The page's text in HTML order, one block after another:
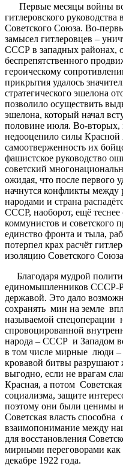
Первые месяцы войны
гитлеровского
Советского Союза. Во-
замысел гитлеровцев –
СССР в западных районах,
беспрепятственного
героическому
прикрытия удалось
стратегического эшелона
позволило осуществить
эшелона, который начал
половине июля. Во-вторых,
недооценило силы
самоотверженность их
фашистское руководство
советский
ожидая, что после первого
начнутся конфликты между
народами и страна
СССР, наоборот, ещё
коммунистов и советского
единство фронта и тыла,
потерпел крах расчёт
изоляцию Советского
Благодаря мудрой
единомышленников СССР-
державой. Это дало
сохранять мин на земле
называемой спецоперации
спровоцированной
народа – СССР и Западом
в том числе мирные люди
кровавой битвы разрушают
выгодно, если не врагам
Красная, а потом
социализма, защите
поэтому они были ценимы
Советская власть способна
взаимопонимание между
для восстановления
мирными переговорами как
декабре 1922 года.